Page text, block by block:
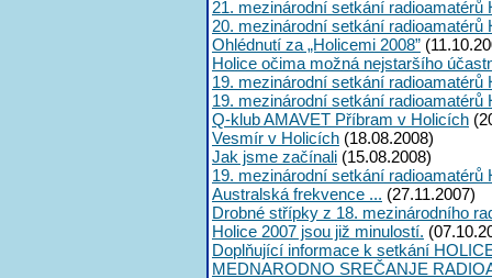
21. mezinárodní setkání radioamatérů
20. mezinárodní setkání radioamatérů
Ohlédnutí za „Holicemi 2008”
Holice očima možná nejstaršího
19. mezinárodní setkání radioamatérů
19. mezinárodní setkání
Q-klub AMAVET Příbram v Holicích
Vesmír v Holicích (18.08.2008)
Jak jsme začínali (15.08.2008)
19. mezinárodní setkání
Australská frekvence ... (27.11.2007)
Drobné střípky z 18. mezinárodního
Holice 2007 jsou již minulostí.
Doplňující informace k setkání
MEDNARODNO SREČANJE